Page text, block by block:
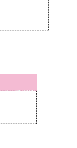
27, 2018